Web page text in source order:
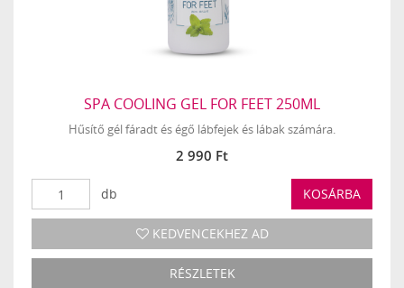
SPA COOLING GEL FOR FEET 250ML
Hűsítő gél fáradt és égő lábfejek és lábak számára.
2 990 Ft
db KOSÁRBA
KEDVENCEKHEZ AD
RÉSZLETEK